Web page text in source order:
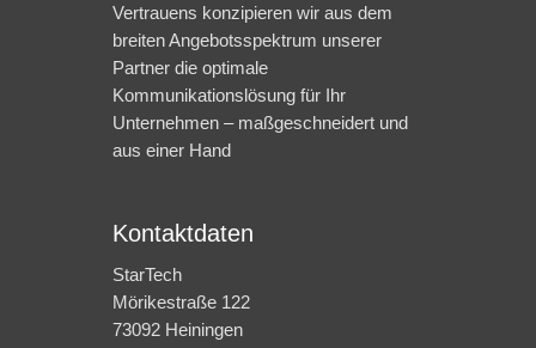
Vertrauens konzipieren wir aus dem
breiten Angebotsspektrum unserer
Partner die optimale
Kommunikationslösung für Ihr
Unternehmen – maßgeschneidert und
aus einer Hand
Kontaktdaten
StarTech
Mörikestraße 122
73092 Heiningen